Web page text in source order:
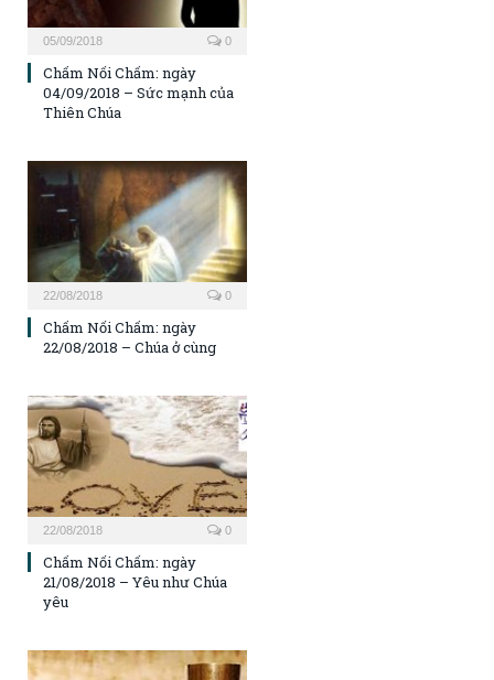
05/09/2018 0
Chấm Nối Chấm: ngày
04/09/2018 – Sức mạnh của
Thiên Chúa
22/08/2018 0
Chấm Nối Chấm: ngày
22/08/2018 – Chúa ở cùng
22/08/2018 0
Chấm Nối Chấm: ngày
21/08/2018 – Yêu như Chúa
yêu